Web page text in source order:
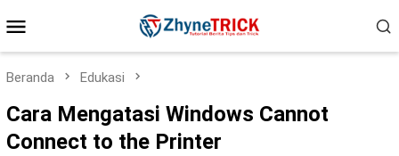
ke
Mobile
Beranda Edukasi
Cara Mengatasi Windows Cannot
Connect to the Printer